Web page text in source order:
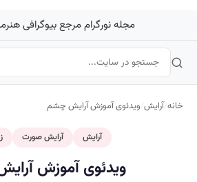
مجله نورگرام مرجع بیوگرافی
خانه/آرایش/ویدئوی آموزش آرایش چشم
آرایش آرایش صورت
ویدئوی آموزش